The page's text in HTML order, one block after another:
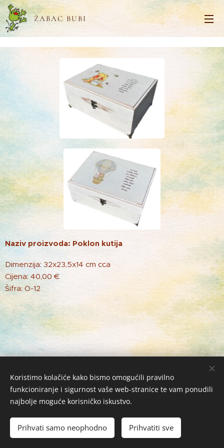
ŽABAC BUBI
Naziv proizvoda: Poklon kutija
Dimenzija: 32x23,5x14 cm cca
Cijena: 40,00 €
Šifra: O-12
Žabac Bubi j.d.o.o. © 2026 Sva prava zadržana
Kolačići
Koristimo kolačiće kako bismo omogućili pravilno
funkcioniranje i sigurnost vaše web-stranice te vam ponudili
najbolje moguće korisničko iskustvo.
Prihvati samo neophodno Prihvatiti sve